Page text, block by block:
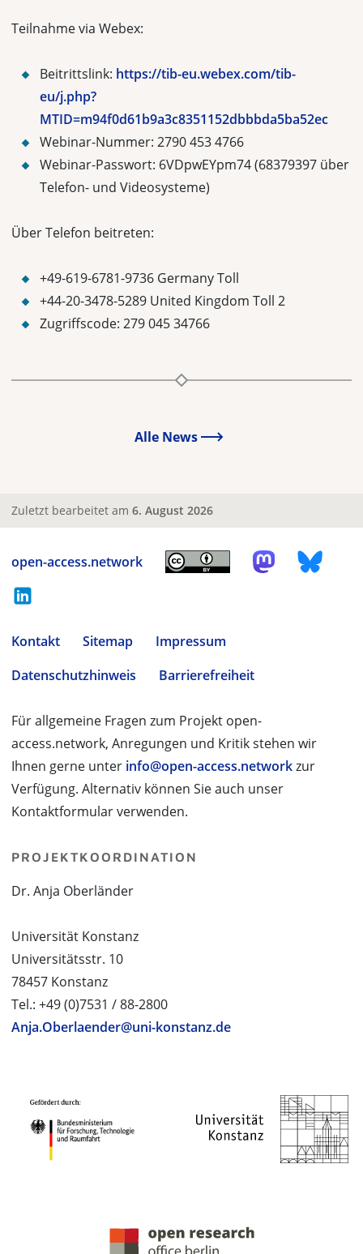
Teilnahme via Webex:
Beitrittslink: https://tib-eu.webex.com/tib-
eu/j.php?
MTID=m94f0d61b9a3c8351152dbbbda5ba52ec
Webinar-Nummer: 2790 453 4766
Webinar-Passwort: 6VDpwEYpm74 (68379397 über
Telefon- und Videosysteme)
Über Telefon beitreten:
+49-619-6781-9736 Germany Toll
+44-20-3478-5289 United Kingdom Toll 2
Zugriffscode: 279 045 34766
Alle News
Zuletzt bearbeitet am 6. August 2026
open-access.network
Kontakt Sitemap
Impressum
Datenschutzhinweis
Barrierefreiheit
Für allgemeine Fragen zum Projekt open-
access.network, Anregungen und Kritik stehen wir
Ihnen gerne unter info@open-access.networkzur
Verfügung. Alternativ können Sie auch unser
Kontaktformular verwenden.
PROJEKTKOORDINATION
Dr. Anja Oberländer
Universität Konstanz
Universitätsstr. 10
78457 Konstanz
Tel.: +49 (0)7531 / 88-2800
Anja.Oberlaender@uni-konstanz.de